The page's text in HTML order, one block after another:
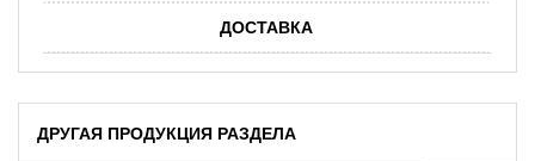
ДОСТАВКА
ДРУГАЯ ПРОДУКЦИЯ РАЗДЕЛА